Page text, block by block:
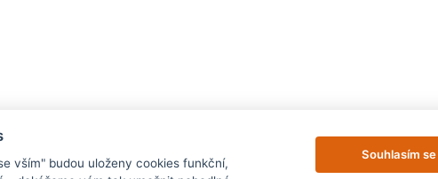
vším" budou uloženy cookies funkční,
Souhlasím